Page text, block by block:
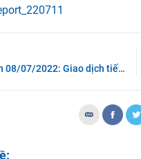
Bản tin chứng quyền 08/07/2022: Giao dịch tiếp tục ảm đạm